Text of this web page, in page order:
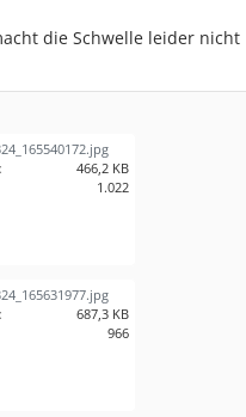
die Schwelle leider nicht
466,2 KB
1.022
687,3 KB
966